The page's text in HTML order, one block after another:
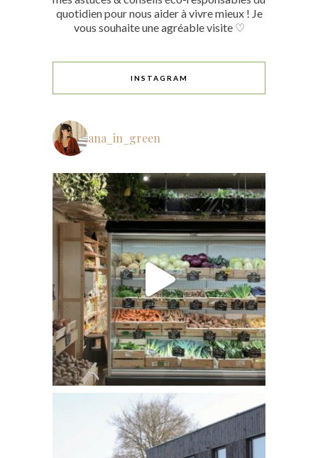
quotidien pour nous aider à vivre mieux ! Je
vous souhaite une agréable visite ♡
INSTAGRAM
ana_in_green